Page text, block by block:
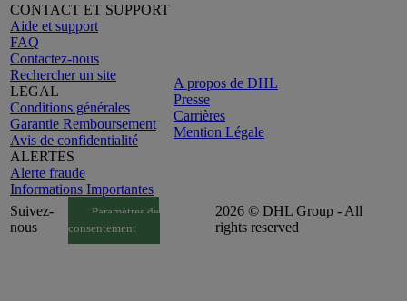
CONTACT ET SUPPORT
Aide et support
FAQ
Contactez-nous
Rechercher un site
LEGAL
Conditions générales
Garantie Remboursement
Avis de confidentialité
ALERTES
Alerte fraude
Informations Importantes
A propos de DHL
Presse
Carrières
Mention Légale
Suivez-
nous
Paramètres de
consentement
2026 © DHL Group - All
rights reserved